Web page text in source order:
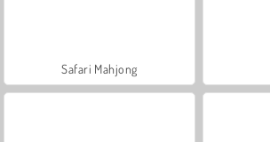
Safari Mahjong